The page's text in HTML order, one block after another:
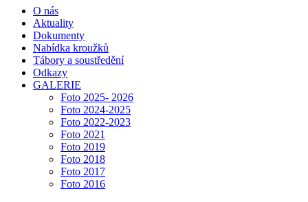
O nás
Aktuality
Dokumenty
Nabídka kroužků
Tábory a soustředění
Odkazy
GALERIE
Foto 2025- 2026
Foto 2024-2025
Foto 2022-2023
Foto 2021
Foto 2019
Foto 2018
Foto 2017
Foto 2016